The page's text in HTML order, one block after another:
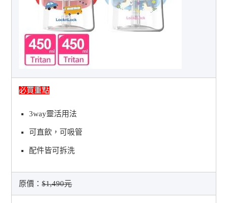
必買重點
3way靈活用法
可直飲，可吸管
配件皆可拆洗
原價：$1,490元